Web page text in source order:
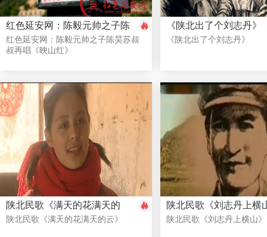
红色延安网：陈毅元帅之子陈
昊苏叔叔再唱《映山红》
红色延安网：陈毅元帅之子陈昊苏叔
叔再唱《映山红》
《陕北出了个刘志丹》
《陕北出了个刘志丹》
陕北民歌《满天的花满天的
云》
陕北民歌《满天的花满天的云》
陕北民歌《刘志丹上横
陕北民歌《刘志丹上横山》